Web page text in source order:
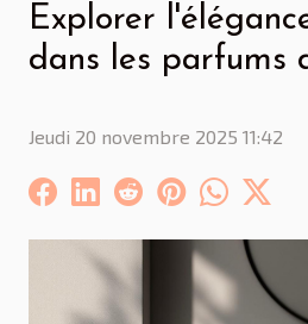
Explorer
dans les parfums
Jeudi 20 novembre 2025 11:42